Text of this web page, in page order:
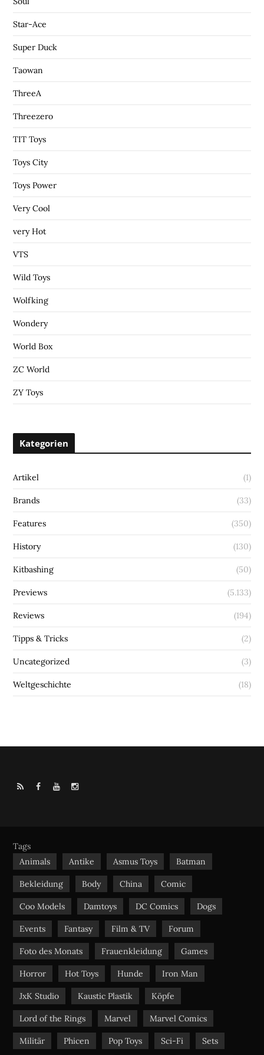
Star-Ace
Super Duck
Taowan
ThreeA
Threezero
TIT Toys
Toys City
Toys Power
Very Cool
very Hot
VTS
Wild Toys
Wolfking
Wondery
World Box
ZC World
ZY Toys
Kategorien
Artikel (1)
Brands (33)
Features (350)
History (130)
Kitbashing (50)
Previews (5.133)
Reviews (194)
Tipps & Tricks (2)
Uncategorized (3)
Weltgeschichte (18)
R
F
o
k
Y
e
I
r
m
Tags
Animals
Antike Asmus Toys Batman
Bekleidung Body China Comic
Coo Models Damtoys DC Comics Dogs
Events Fantasy Film & TV Forum
Foto des Monats Frauenkleidung Games
Horror Hot Toys Hunde Iron Man
JxK Studio Kaustic Plastik Köpfe
Lord of the Rings Marvel Marvel Comics
Militär Phicen Pop Toys Sci-Fi Sets